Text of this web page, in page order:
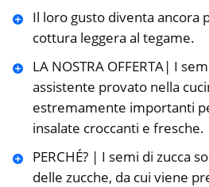
Il loro gusto diventa ancora
cottura leggera al tegame.
LA NOSTRA OFFERTA| I
assistente provato nella
estremamente importanti
insalate croccanti e fresche.
PERCHÉ? | I semi di zucca
delle zucche, da cui viene